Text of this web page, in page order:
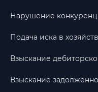
Нарушение
Подача иска в
Взыскание
Взыскание